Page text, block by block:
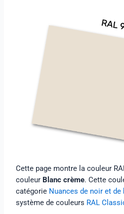
Cette page montre la couleur
couleur Blanc crème. Cette
catégorie Nuances de noir et de
système de couleurs RAL